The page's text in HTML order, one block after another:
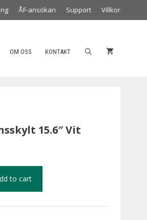
ÅF-ansökan Support Villkor
OM OSS KONTAKT
15.6″ Vit
to cart